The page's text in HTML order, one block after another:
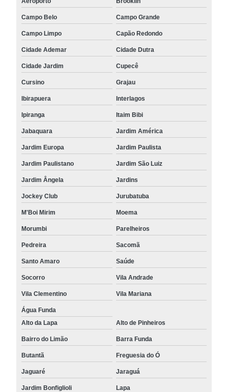
Campo Belo Campo Grande
Campo Limpo Capão Redondo
Cidade Ademar Cidade Dutra
Cidade Jardim Cupecê
Cursino Grajau
Ibirapuera Interlagos
Ipiranga Itaim Bibi
Jabaquara Jardim América
Jardim Europa Jardim Paulista
Jardim Paulistano Jardim São Luiz
Jardim Ângela Jardins
Jockey Club Jurubatuba
M'Boi Mirim Moema
Morumbi Parelheiros
Pedreira Sacomã
Santo Amaro Saúde
Socorro Vila Andrade
Vila Clementino Vila Mariana
Água Funda
Alto da Lapa
Alto de Pinheiros
Bairro do Limão Barra Funda
Butantã Freguesia do Ó
Jaguaré Jaraguá
Jardim Bonfiglioli Lapa